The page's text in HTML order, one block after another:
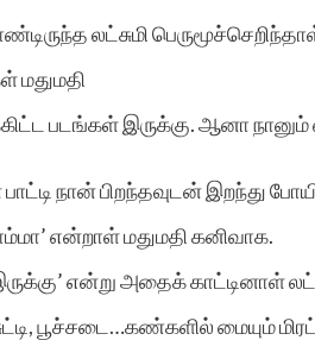
லட்சுமி
மதுமதி
படங்கள் இருக்கு. ஆனா
நான் பிறந்தவுடன் இறந்து
என்றாள் மதுமதி கனிவாக.
என்று அதைக் காட்டினாள்
பூச்சடை…கண்களில் மையும்